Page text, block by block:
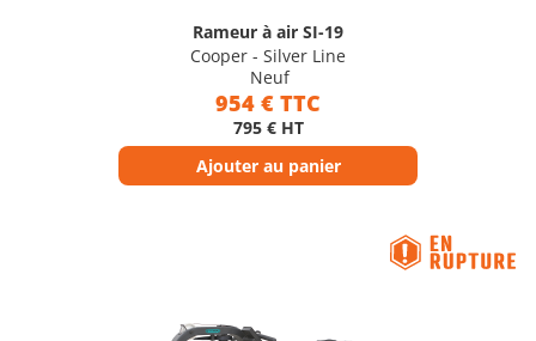
Rameur à air SI-19
Cooper - Silver Line
Neuf
954 € TTC
795 € HT
Ajouter au panier